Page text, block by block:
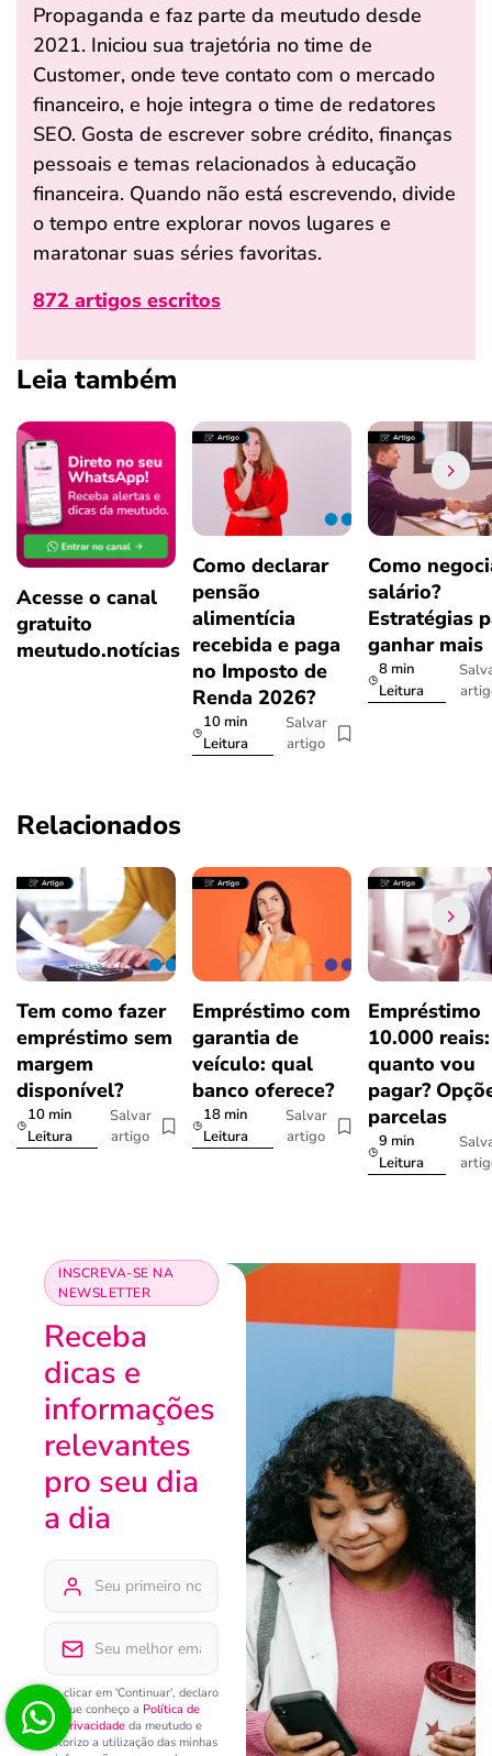
Propaganda e faz parte da meutudo desde
2021. Iniciou sua trajetória no time de
Customer, onde teve contato com o mercado
financeiro, e hoje integra o time de redatores
SEO. Gosta de escrever sobre crédito, finanças
pessoais e temas relacionados à educação
financeira. Quando não está escrevendo, divide
o tempo entre explorar novos lugares e
maratonar suas séries favoritas.
872 artigos escritos
Leia também
Acesse o canal
gratuito
meutudo.notícias
Como declarar
pensão
alimentícia
recebida e paga
no Imposto de
Renda 2026?
10 min
Leitura
Salvar
artigo
Como
salário?
Estratégias
ganhar mais
8 min
Leitura
Relacionados
Tem como fazer
empréstimo sem
margem
disponível?
10 min
Leitura
Salvar
artigo
Empréstimo com
garantia de
veículo: qual
banco oferece?
18 min
Leitura
Salvar
artigo
Empréstimo
10.000 reais:
quanto vou
pagar?
parcelas
9 min
Leitura
INSCREVA-SE NA
NEWSLETTER
Receba
dicas e
informações
relevantes
pro seu dia
a dia
Ao clicar em 'Continuar', declaro
que conheço a Política de
Privacidadeda meutudo e
autorizo a utilização das minhas